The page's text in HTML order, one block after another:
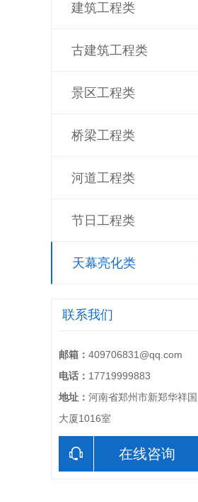
建筑工程类
古建筑工程类
景区工程类
桥梁工程类
河道工程类
节日工程类
天幕亮化类
联系我们
邮箱： 409706831@qq.com
电话： 17719999883
地址： 河南省郑州市新郑华祥
大厦1016室
在线咨询